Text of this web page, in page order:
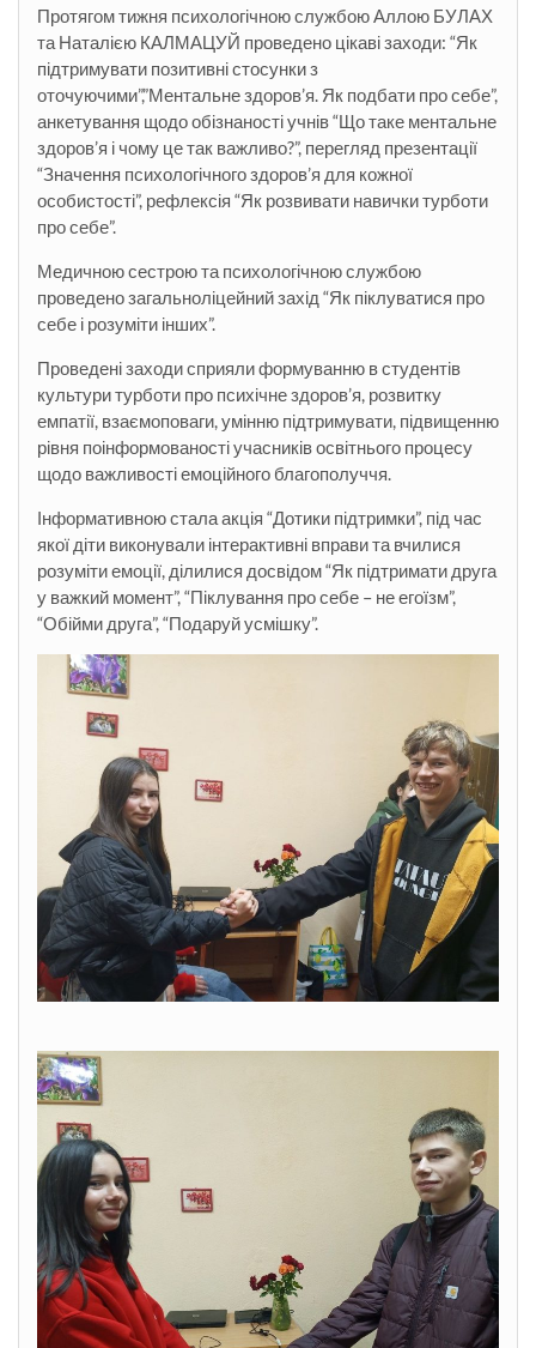
Протягом тижня психологічною службою Аллою БУЛАХ
та Наталією КАЛМАЦУЙ проведено цікаві заходи: “Як
підтримувати позитивні стосунки з
оточуючими”,”Ментальне здоров’я. Як подбати про себе”,
анкетування щодо обізнаності учнів “Що таке ментальне
здоров’я і чому це так важливо?”, перегляд презентації
“Значення психологічного здоров’я для кожної
особистості”, рефлексія “Як розвивати навички турботи
про себе”.
Медичною сестрою та психологічною службою
проведено загальноліцейний захід “Як піклуватися про
себе і розуміти інших”.
Проведені заходи сприяли формуванню в студентів
культури турботи про психічне здоров’я, розвитку
емпатії, взаємоповаги, умінню підтримувати, підвищенню
рівня поінформованості учасників освітнього процесу
щодо важливості емоційного благополуччя.
Інформативною стала акція “Дотики підтримки”, під час
якої діти виконували інтерактивні вправи та вчилися
розуміти емоції, ділилися досвідом “Як підтримати друга
у важкий момент”, “Піклування про себе – не егоїзм”,
“Обійми друга”, “Подаруй усмішку”.